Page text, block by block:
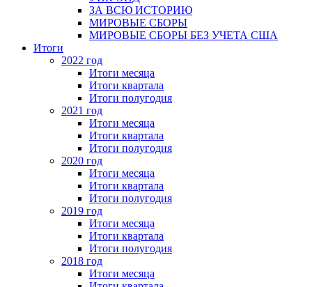
ЗА ВСЮ ИСТОРИЮ
МИРОВЫЕ СБОРЫ
МИРОВЫЕ СБОРЫ БЕЗ УЧЕТА США
Итоги
2022 год
Итоги месяца
Итоги квартала
Итоги полугодия
2021 год
Итоги месяца
Итоги квартала
Итоги полугодия
2020 год
Итоги месяца
Итоги квартала
Итоги полугодия
2019 год
Итоги месяца
Итоги квартала
Итоги полугодия
2018 год
Итоги месяца